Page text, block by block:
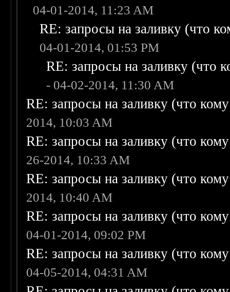
04-01-2014, 11:23 AM
RE: запросы на заливку (что
04-01-2014, 01:53 PM
RE: запросы на заливку (что
- 04-02-2014, 11:30 AM
RE: запросы на заливку (что
2014, 10:03 AM
RE: запросы на заливку (что
26-2014, 10:33 AM
RE: запросы на заливку (что
2014, 10:40 AM
RE: запросы на заливку (что
04-01-2014, 09:02 PM
RE: запросы на заливку (что
04-05-2014, 04:31 AM